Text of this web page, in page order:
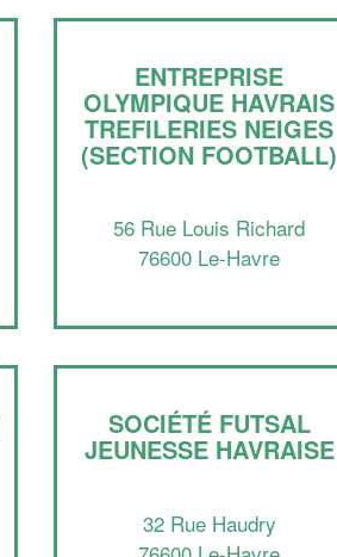
ENTREPRISE
OLYMPIQUE HAVRAIS
TREFILERIES NEIGES
(SECTION FOOTBALL)
56 Rue Louis Richard
76600 Le-Havre
SOCIÉTÉ FUTSAL
JEUNESSE HAVRAISE
32 Rue Haudry